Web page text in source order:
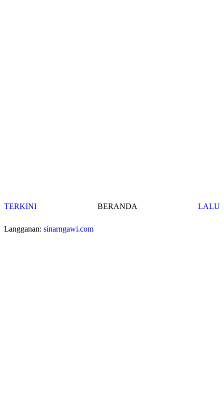
TERKINI LALU
BERANDA
Langganan: sinarngawi.com